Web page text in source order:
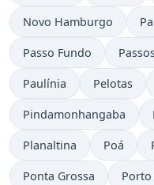
Novo Hamburgo
Passo Fundo
Paulínia Pelotas
Pindamonhangaba
Planaltina Poá
Ponta Grossa